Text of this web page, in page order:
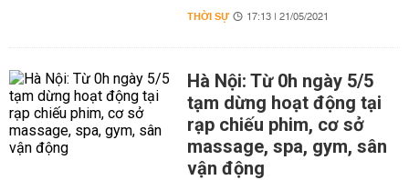
THỜI SỰ 17:13 | 21/05/2021
Hà Nội: Từ 0h ngày 5/5
tạm dừng hoạt động tại
rạp chiếu phim, cơ sở
massage, spa, gym, sân
vận động